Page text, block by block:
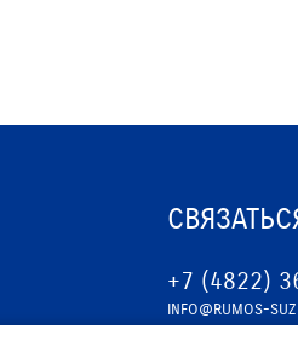
+7 (4822)
INFO@RUMOS-